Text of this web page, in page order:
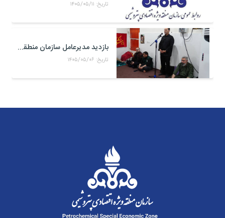
تاریخ: ۱۴۰۵/۰۵/۱۱
بازدید مدیرعامل سازمان منطقه ویژه اقتصادی پتروشیمی از موکب حضرت علی اکبر(ع) کارکنان منطقه ویژه اقتصادی پتروشیمی در مرز شلمچه
تاریخ: ۱۴۰۵/۰۵/۰۶